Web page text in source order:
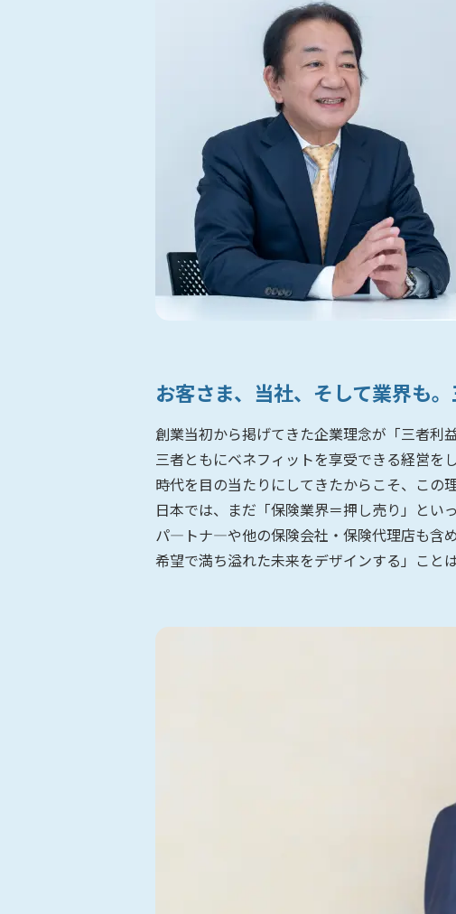
お客さま、当社、そして業界も
創業当初から掲げてきた企業理念が「三者利
三者ともにベネフィットを享受できる経営を
時代を目の当たりにしてきたからこそ、この
日本では、まだ「保険業界＝押し売り」とい
パ―トナ―や他の保険会社・保険代理店も含
希望で満ち溢れた未来をデザインする」こと